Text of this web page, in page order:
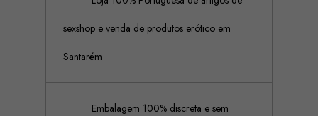
sexshop e venda de produtos erótico em
Santarém
Embalagem 100% discreta e sem